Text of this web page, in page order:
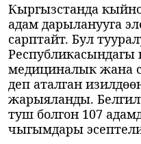
Кыргызстанда
адам дарыланууга
сарптайт. Бул
Республикасындагы
медициналык жана
деп аталган
жарыяланды.
туш болгон 107
чыгымдары